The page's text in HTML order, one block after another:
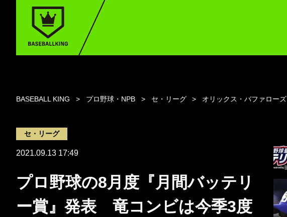
BASEBALL KING プロ野球・NPB セ・リーグ オリックス・バファローズ
セ・リーグ
2021.09.13 17:49
プロ野球の8月度『月間バッテリ
ー賞』発表 竜コンビは今季3度